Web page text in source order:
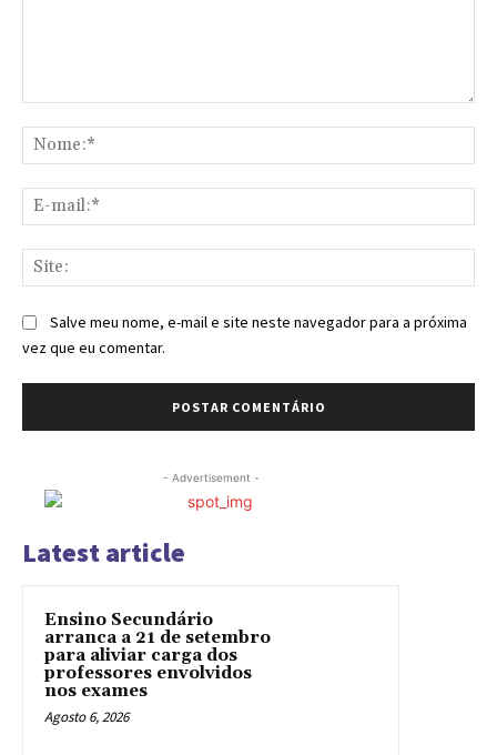
Salve meu nome, e-mail e site neste navegador para a próxima
vez que eu comentar.
- Advertisement -
Latest article
Ensino Secundário
arranca a 21 de setembro
para aliviar carga dos
professores envolvidos
nos exames
Agosto 6, 2026